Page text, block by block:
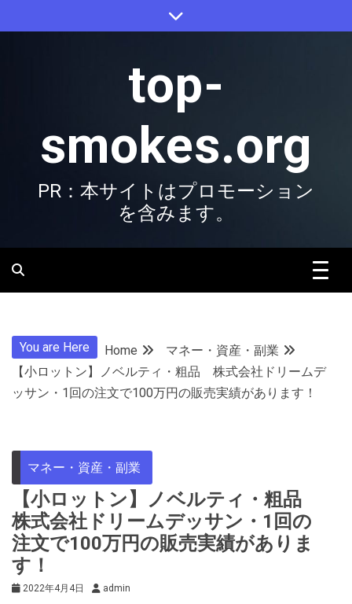
to
top-
smokes.org
PR：本サイトはプロモーション
を含みます。
You are Here Home
マネー・資産・副業
【小ロットン】ノベルティ・粗品 株式会社ドリームデ
ッサン・1回の注文で100万円の販売実績があります！
マネー・資産・副業
【小ロットン】ノベルティ・粗品
株式会社ドリームデッサン・1回の
注文で100万円の販売実績がありま
す！
2022年4月4日 admin